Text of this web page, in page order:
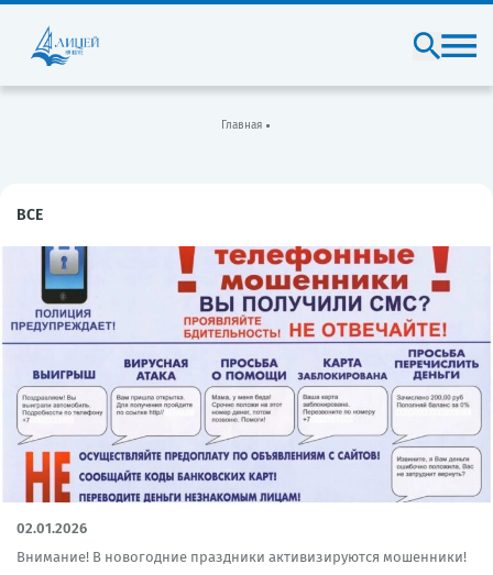
Главная
ВСЕ
02.01.2026
Внимание! В новогодние праздники активизируются мошенники!